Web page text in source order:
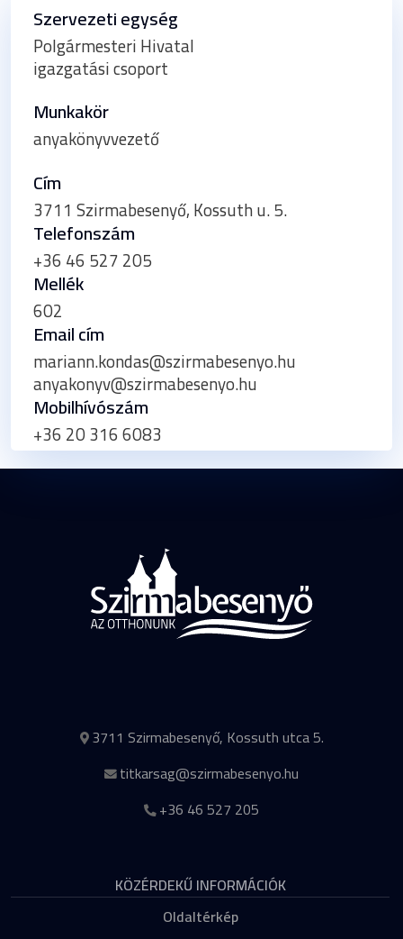
Szervezeti egység
Polgármesteri Hivatal
igazgatási csoport
Munkakör
anyakönyvvezető
Cím
3711 Szirmabesenyő, Kossuth u. 5.
Telefonszám
+36 46 527 205
Mellék
602
Email cím
mariann.kondas@szirmabesenyo.hu
anyakonyv@szirmabesenyo.hu
Mobilhívószám
+36 20 316 6083
3711 Szirmabesenyő, Kossuth utca 5.
titkarsag@szirmabesenyo.hu
+36 46 527 205
KÖZÉRDEKŰ INFORMÁCIÓK
Oldaltérkép